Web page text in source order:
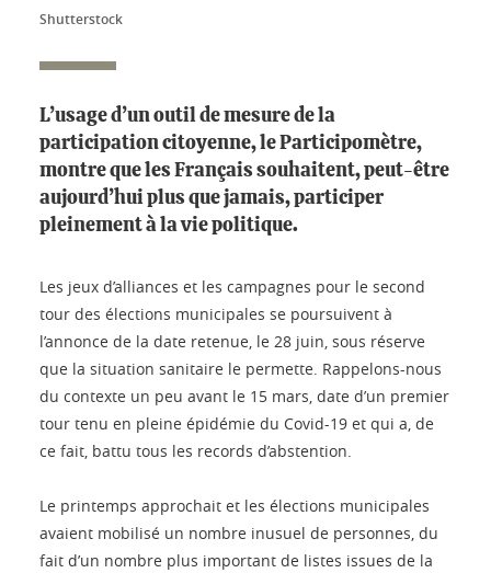
Shutterstock
L’usage d’un outil de mesure de la
participation citoyenne, le Participomètre,
montre que les Français souhaitent, peut-être
aujourd’hui plus que jamais, participer
pleinement à la vie politique.
Les jeux d’alliances et les campagnes pour le second
tour des élections municipales se poursuivent à
l’annonce de la date retenue, le 28 juin, sous réserve
que la situation sanitaire le permette. Rappelons-nous
du contexte un peu avant le 15 mars, date d’un premier
tour tenu en pleine épidémie du Covid-19 et qui a, de
ce fait, battu tous les records d’abstention.
Le printemps approchait et les élections municipales
avaient mobilisé un nombre inusuel de personnes, du
fait d’un nombre plus important de listes issues de la